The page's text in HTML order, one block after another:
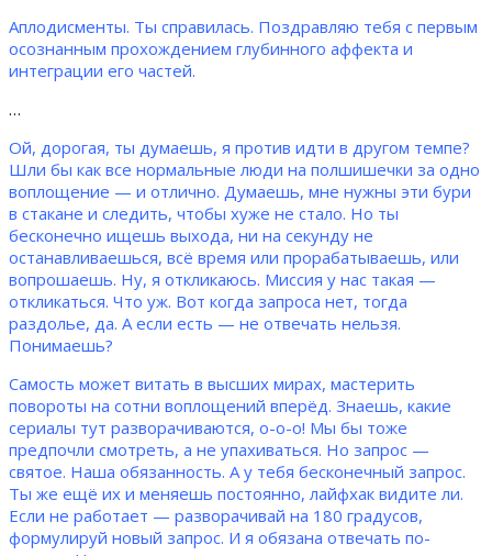
Аплодисменты. Ты справилась. Поздравляю тебя с первым
осознанным прохождением глубинного аффекта и
интеграции его частей.
…
Ой, дорогая, ты думаешь, я против идти в другом темпе?
Шли бы как все нормальные люди на полшишечки за одно
воплощение — и отлично. Думаешь, мне нужны эти бури
в стакане и следить, чтобы хуже не стало. Но ты
бесконечно ищешь выхода, ни на секунду не
останавливаешься, всё время или прорабатываешь, или
вопрошаешь. Ну, я откликаюсь. Миссия у нас такая —
откликаться. Что уж. Вот когда запроса нет, тогда
раздолье, да. А если есть — не отвечать нельзя.
Понимаешь?
Самость может витать в высших мирах, мастерить
повороты на сотни воплощений вперёд. Знаешь, какие
сериалы тут разворачиваются, о-о-о! Мы бы тоже
предпочли смотреть, а не упахиваться. Но запрос —
святое. Наша обязанность. А у тебя бесконечный запрос.
Ты же ещё их и меняешь постоянно, лайфхак видите ли.
Если не работает — разворачивай на 180 градусов,
формулируй новый запрос. И я обязана отвечать по-